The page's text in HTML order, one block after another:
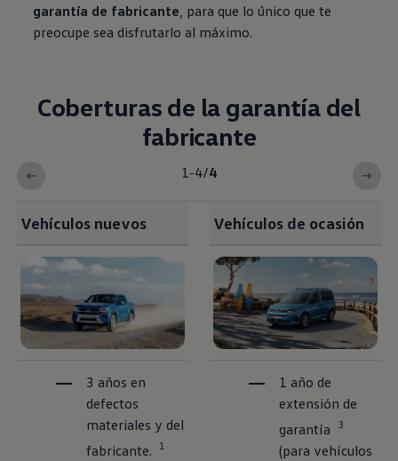
garantía de fabricante, para que lo único que te
preocupe sea disfrutarlo al máximo.
Coberturas de la garantía del
fabricante
1-4/4
<b>Coberturas de la garantía del fabricante</b><br>
Vehículos nuevos Vehículos de ocasión
3 años en
defectos
materiales y del
fabricante.
1
1 año de
extensión de
garantía
3
(para vehículos